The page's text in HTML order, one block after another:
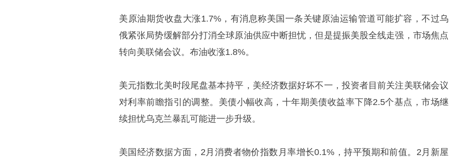
美原油期货收盘大涨1.7%，有消息称美国一条关键原油运输管道可能扩容，不过乌
俄紧张局势缓解部分打消全球原油供应中断担忧，但是提振美股全线走强，市场焦点
转向美联储会议。布油收涨1.8%。
美元指数北美时段尾盘基本持平，美经济数据好坏不一，投资者目前关注美联储会议
对利率前瞻指引的调整。美债小幅收高，十年期美债收益率下降2.5个基点，市场继
续担忧乌克兰暴乱可能进一步升级。
美国经济数据方面，2月消费者物价指数月率增长0.1%，持平预期和前值。2月新屋